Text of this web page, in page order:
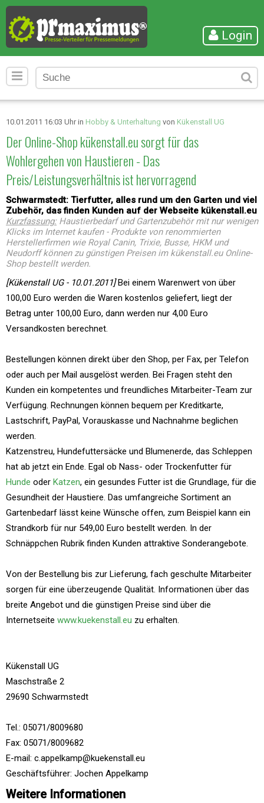
Login
10.01.2011 16:03 Uhr in Hobby & Unterhaltung von Kükenstall UG
Der Online-Shop kükenstall.eu sorgt für das
Wohlergehen von Haustieren - Das
Preis/Leistungsverhältnis ist hervorragend
Schwarmstedt: Tierfutter, alles rund um den Garten und viel
Zubehör, das finden Kunden auf der Webseite kükenstall.eu
Kurzfassung:Haustierbedarf und Gartenzubehör mit nur wenigen
Klicks im Internet kaufen - Produkte von renommierten
Herstellerfirmen wie Royal Canin, Trixie, Busse, HKM und
Neudorff können zu günstigen Preisen im kükenstall.eu Online-
Shop bestellt werden.
[Kükenstall UG - 10.01.2011]Bei einem Warenwert von über
100,00 Euro werden die Waren kostenlos geliefert, liegt der
Betrag unter 100,00 Euro, dann werden nur 4,00 Euro
Versandkosten berechnet.
Bestellungen können direkt über den Shop, per Fax, per Telefon
oder auch per Mail ausgelöst werden. Bei Fragen steht den
Kunden ein kompetentes und freundliches Mitarbeiter-Team zur
Verfügung. Rechnungen können bequem per Kreditkarte,
Lastschrift, PayPal, Vorauskasse und Nachnahme beglichen
werden.
Katzenstreu, Hundefuttersäcke und Blumenerde, das Schleppen
hat ab jetzt ein Ende. Egal ob Nass- oder Trockenfutter für
Hunde oder Katzen, ein gesundes Futter ist die Grundlage, für die
Gesundheit der Haustiere. Das umfangreiche Sortiment an
Gartenbedarf lässt keine Wünsche offen, zum Beispiel kann ein
Strandkorb für nur 549,00 Euro bestellt werden. In der
Schnäppchen Rubrik finden Kunden attraktive Sonderangebote.
Von der Bestellung bis zur Lieferung, fach geschulte Mitarbeiter
sorgen für eine überzeugende Qualität. Informationen über das
breite Angebot und die günstigen Preise sind über die
Internetseite www.kuekenstall.eu zu erhalten.
Kükenstall UG
Maschstraße 2
29690 Schwarmstedt
Tel.: 05071/8009680
Fax: 05071/8009682
E-mail: c.appelkamp@kuekenstall.eu
Geschäftsführer: Jochen Appelkamp
Weitere Informationen